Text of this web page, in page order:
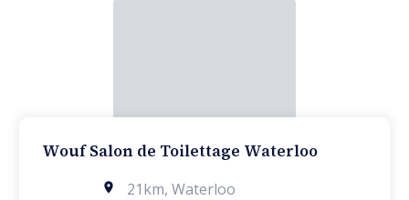
Wouf Salon de Toilettage Waterloo
21km, Waterloo